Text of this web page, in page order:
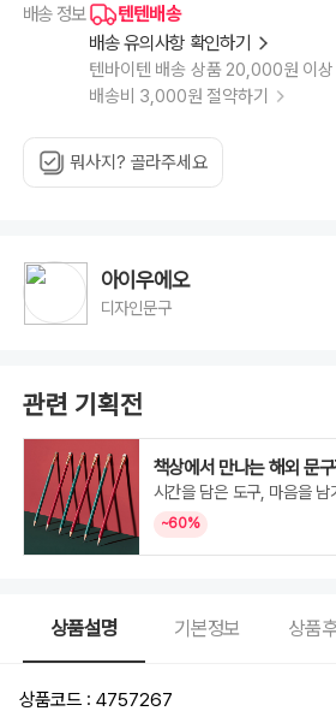
배송 정보
텐텐배송
배송 유의사항 확인하기
텐바이텐 배송 상품 20,000원 이
배송비 3,000원 절약하기
뭐사지? 골라주세요
아이우에오
디자인문구
관련 기획전
책상에서 만나는 해외 문구
시간을 담은 도구, 마음을 남
~60%
상품설명 기본정보 상품
상품코드 : 4757267